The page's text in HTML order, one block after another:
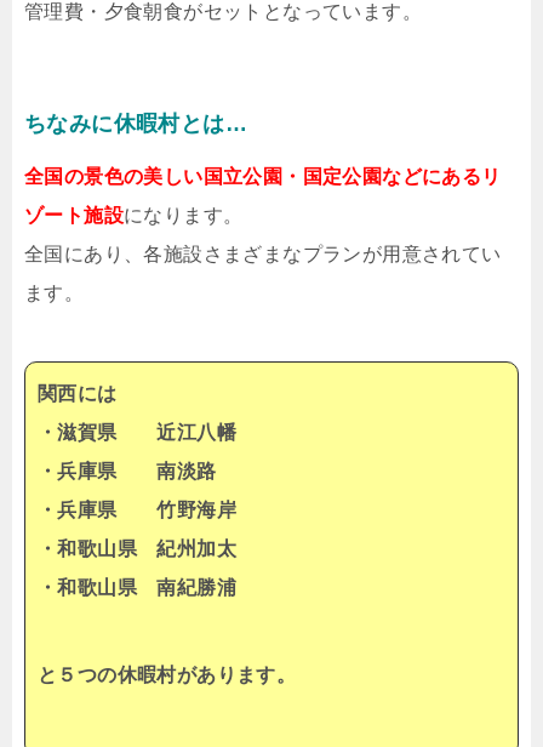
管理費・夕食朝食がセットとなっています。
ちなみに休暇村とは…
全国の景色の美しい国立公園・国定公園などにあるリ
ゾート施設になります。
全国にあり、各施設さまざまなプランが用意されてい
ます。
関西には
・滋賀県 近江八幡
・兵庫県 南淡路
・兵庫県 竹野海岸
・和歌山県 紀州加太
・和歌山県 南紀勝浦
と５つの休暇村があります。